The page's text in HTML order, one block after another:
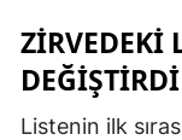
ZİRVEDEKİ
DEĞİŞTİRDİ
Listenin ilk